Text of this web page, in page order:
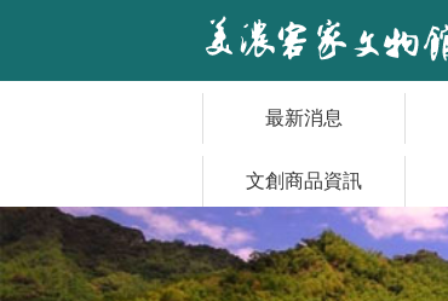
最新消息
文創商品資訊